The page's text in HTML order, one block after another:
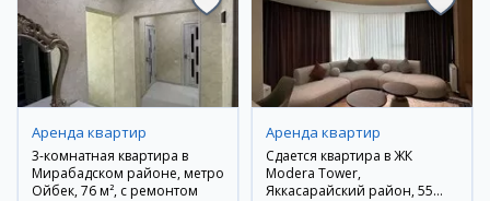
Аренда квартир
3-комнатная квартира в
Мирабадском районе, метро
Ойбек, 76 м², с ремонтом
Аренда квартир
Сдается квартира в ЖК
Modera Tower,
Яккасарайский район, 55